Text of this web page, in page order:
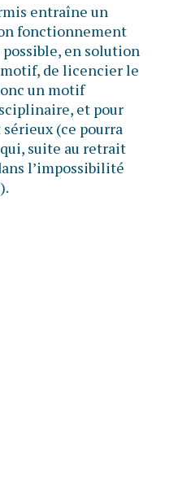
entraîne un
fonctionnement
en solution
de licencier le
un motif
et pour
(ce pourra
suite au retrait
l’impossibilité